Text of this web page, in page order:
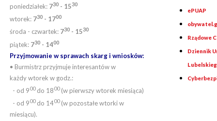
poniedziałek: 730 - 1530
wtorek: 730 - 1700
środa - czwartek: 730 - 1530
piątek: 730 - 1400
Przyjmowanie w sprawach skarg i wniosków:
• Burmistrz przyjmuje interesantów w
każdy wtorek w godz.:
- od 900do 1800(w pierwszy wtorek miesiąca)
- od 900do 1400(w pozostałe wtorki w
miesiącu).
ePUAP
Rządowe
Dziennik